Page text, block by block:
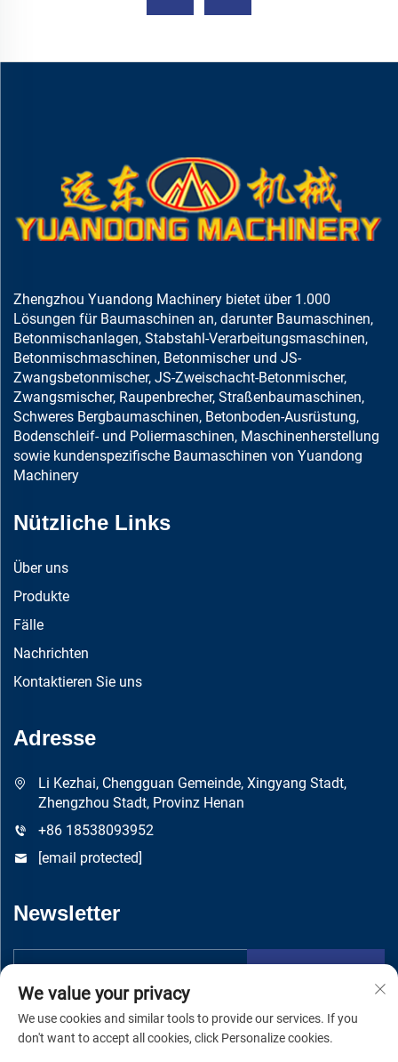
Zhengzhou Yuandong Machinery bietet über 1.000
Lösungen für Baumaschinen an, darunter Baumaschinen,
Betonmischanlagen, Stabstahl-Verarbeitungsmaschinen,
Betonmischmaschinen, Betonmischer und JS-
Zwangsbetonmischer, JS-Zweischacht-Betonmischer,
Zwangsmischer, Raupenbrecher, Straßenbaumaschinen,
Schweres Bergbaumaschinen, Betonboden-Ausrüstung,
Bodenschleif- und Poliermaschinen, Maschinenherstellung
sowie kundenspezifische Baumaschinen von Yuandong
Machinery
Nützliche Links
Über uns
Produkte
Fälle
Nachrichten
Kontaktieren Sie uns
Adresse
Li Kezhai, Chengguan Gemeinde, Xingyang Stadt,
Zhengzhou Stadt, Provinz Henan
+86 18538093952
[email protected]
Newsletter
We value your privacy
We use cookies and similar tools to provide our services. If you
don't want to accept all cookies, click Personalize cookies.